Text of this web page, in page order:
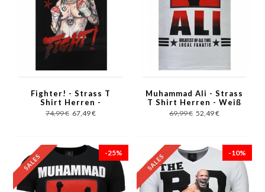
Fighter! - Strass T
Shirt Herren -
Schwarz
74,99 € 67,49 €
Muhammad Ali - Strass
T Shirt Herren - Weiß
69,99 € 52,49 €
-25% -10%